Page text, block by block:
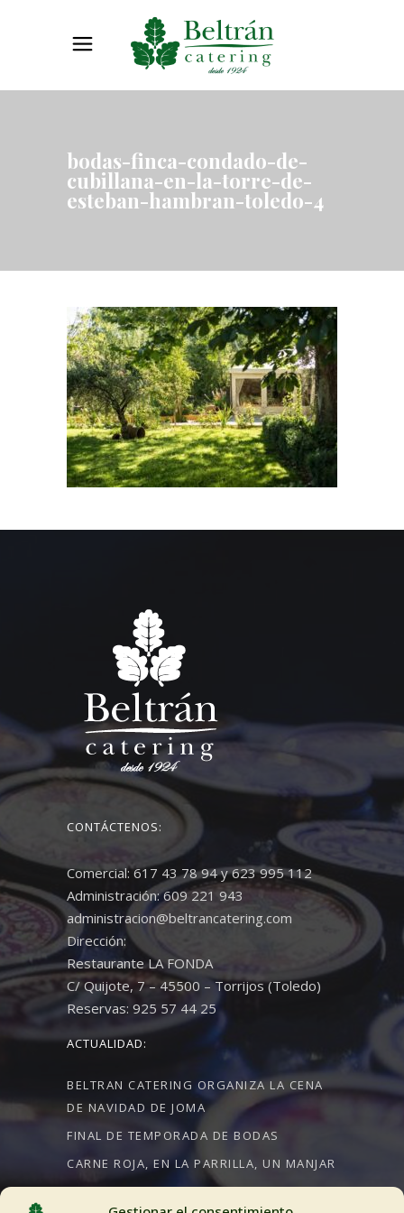
bodas-finca-condado-de-
cubillana-en-la-torre-de-
esteban-hambran-toledo-4
CONTÁCTENOS:
Comercial: 617 43 78 94 y 623 995 112
Administración: 609 221 943
administracion@beltrancatering.com
Dirección:
Restaurante LA FONDA
C/ Quijote, 7 – 45500 – Torrijos (Toledo)
Reservas: 925 57 44 25
ACTUALIDAD:
BELTRAN CATERING ORGANIZA LA CENA
DE NAVIDAD DE JOMA
FINAL DE TEMPORADA DE BODAS
CARNE ROJA, EN LA PARRILLA, UN MANJAR